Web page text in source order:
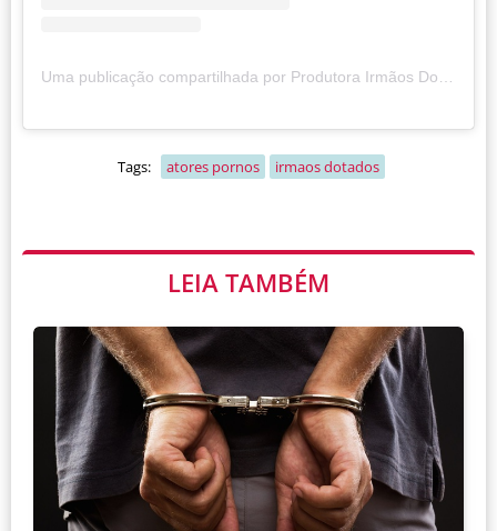
Uma publicação compartilhada por Produtora Irmãos Dotados (@irmaosdotadosoficial)
Tags: atores pornos irmaos dotados
LEIA TAMBÉM